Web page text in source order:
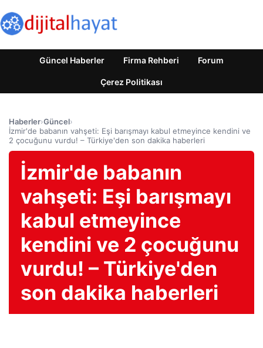
Güncel Haberler Firma Rehberi Forum
Çerez Politikası
Haberler›Güncel›
İzmir'de babanın vahşeti: Eşi barışmayı kabul etmeyince kendini ve
2 çocuğunu vurdu! – Türkiye'den son dakika haberleri
İzmir'de babanın
vahşeti: Eşi barışmayı
kabul etmeyince
kendini ve 2 çocuğunu
vurdu! – Türkiye'den
son dakika haberleri